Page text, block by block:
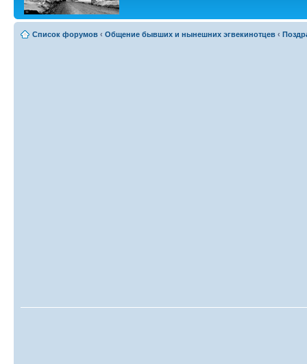
Список форумов ‹ Общение бывших и нынешних эгвекинотцев ‹